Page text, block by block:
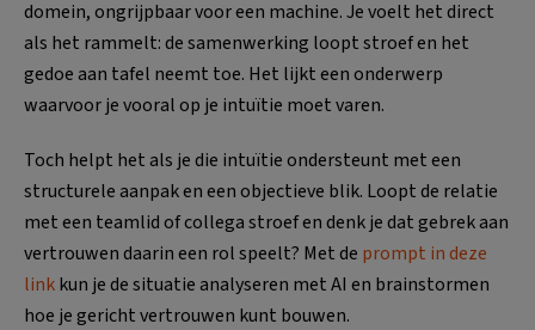
domein, ongrijpbaar voor een machine. Je voelt het direct
als het rammelt: de samenwerking loopt stroef en het
gedoe aan tafel neemt toe. Het lijkt een onderwerp
waarvoor je vooral op je intuïtie moet varen.
Toch helpt het als je die intuïtie ondersteunt met een
structurele aanpak en een objectieve blik. Loopt de relatie
met een teamlid of collega stroef en denk je dat gebrek aan
vertrouwen daarin een rol speelt? Met de prompt in deze
linkkun je de situatie analyseren met AI en brainstormen
hoe je gericht vertrouwen kunt bouwen.